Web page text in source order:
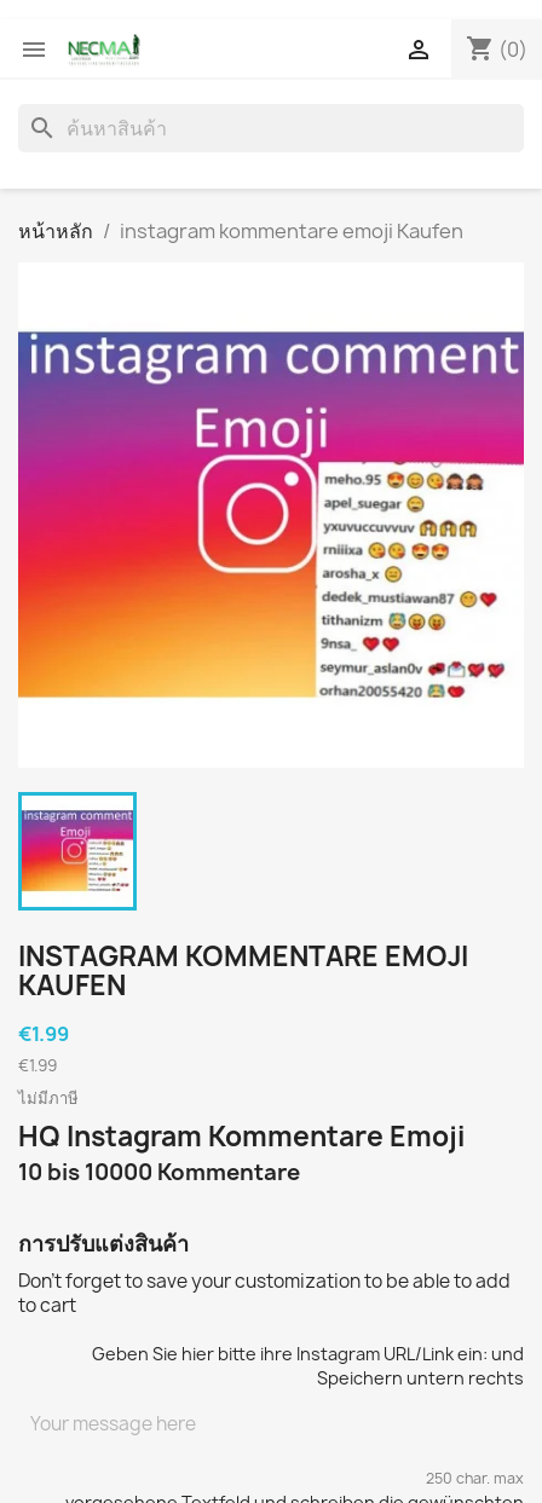
 shopping_cart (0)

search
หน้าหลัก instagram kommentare emoji Kaufen
INSTAGRAM KOMMENTARE EMOJI
KAUFEN
€1.99
€1.99
ไม่มีภาษี
HQ Instagram Kommentare Emoji
10 bis 10000 Kommentare
การปรับแต่งสินค้า
Don't forget to save your customization to be able to add
to cart
Geben Sie hier bitte ihre Instagram URL/Link ein: und
Speichern untern rechts
250 char. max